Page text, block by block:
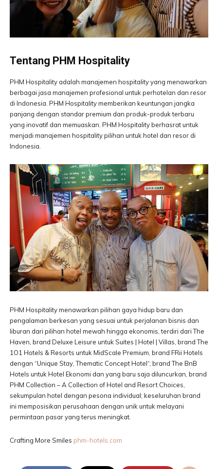
Tentang PHM Hospitality
PHM Hospitality adalah manajemen hospitality yang menawarkan
berbagai jasa manajemen profesional untuk perhotelan dan resor
di Indonesia. PHM Hospitality memberikan keuntungan jangka
panjang dengan standar premium dan produk-produk terbaru
yang inovatif dan memuaskan. PHM Hospitality berhasrat untuk
menjadi manajemen hospitality pilihan untuk hotel dan resor di
Indonesia.
PHM Hospitality menawarkan pilihan gaya hidup baru dan
pengalaman berkesan yang sesuai untuk perjalanan bisnis dan
liburan dari pilihan hotel mewah hingga ekonomis, terdiri dari The
Haven, brand Deluxe Leisure untuk Suites | Hotel | Villas, brand The
1O1 Hotels & Resorts untuk MidScale Premium, brand FRii Hotels
dengan “Unique Stay, Thematic Concept Hotel“, brand The BnB
Hotels untuk Hotel Ekonomi dan yang baru saja diluncurkan, brand
PHM Collection – A Collection of Hotel and Resort Choices,
sekumpulan hotel dengan pesona individual; keseluruhan brand
ini memposisikan perusahaan dengan unik untuk melayani
permintaan pasar yang terus meningkat.
Crafting More Smiles phm-hotels.com